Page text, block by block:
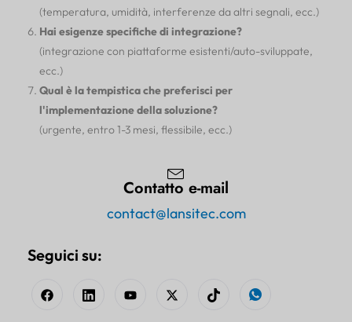
(temperatura, umidità, interferenze da altri segnali, ecc.)
Hai esigenze specifiche di integrazione?
(integrazione con piattaforme esistenti/auto-sviluppate,
ecc.)
Qual è la tempistica che preferisci per
l'implementazione della soluzione?
(urgente, entro 1-3 mesi, flessibile, ecc.)
Contatto e-mail
contact@lansitec.com
Seguici su: